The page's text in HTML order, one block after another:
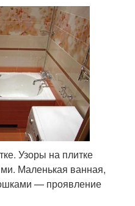
Узоры на плитке
Маленькая ванная,
— проявление